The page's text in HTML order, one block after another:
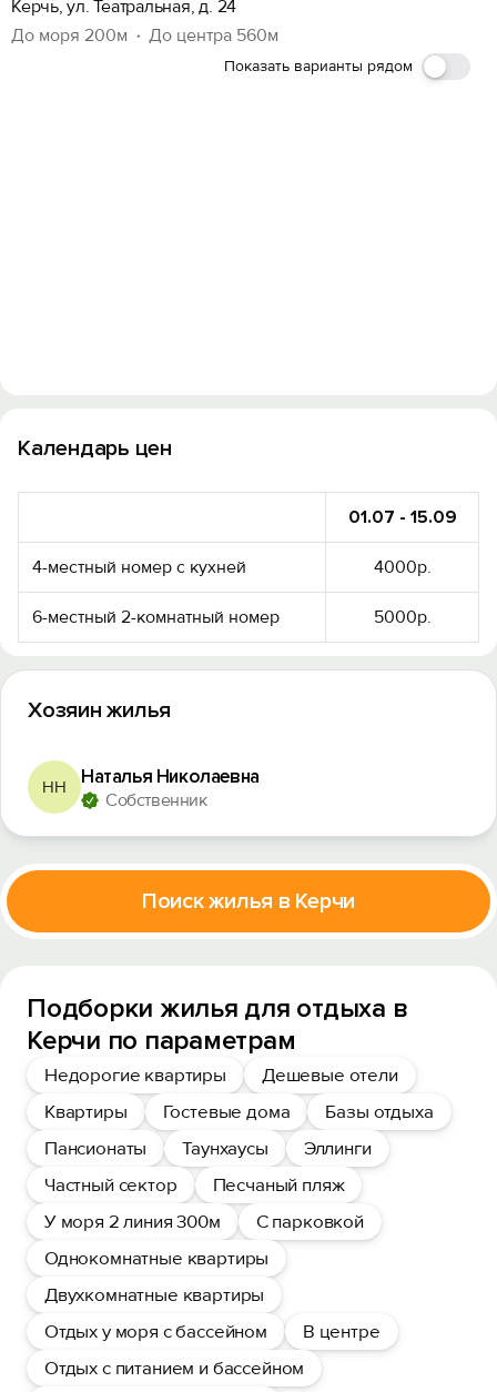
Керчь, ул. Театральная, д. 24
До моря 200м
До центра 560м
Показать варианты рядом
Календарь цен
01.07 - 15.09
4-местный номер с кухней 4000р.
6-местный 2-комнатный номер 5000р.
Хозяин жилья
НН Наталья Николаевна
Собственник
Поиск жилья в Керчи
Подборки жилья для отдыха в
Керчи по параметрам
Недорогие квартиры
Дешевые отели
Квартиры
Гостевые дома
Базы отдыха
Пансионаты
Таунхаусы
Эллинги
Частный сектор
Песчаный пляж
У моря 2 линия 300м
С парковкой
Однокомнатные квартиры
Двухкомнатные квартиры
Отдых у моря с бассейном
В центре
Отдых с питанием и бассейном